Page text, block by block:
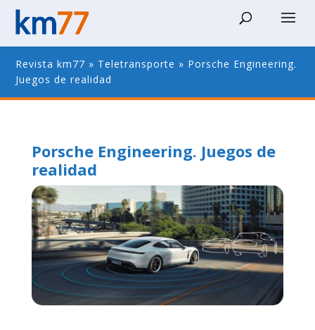
Revista km77 » Teletransporte » Porsche Engineering.
Juegos de realidad
Porsche Engineering. Juegos de
realidad